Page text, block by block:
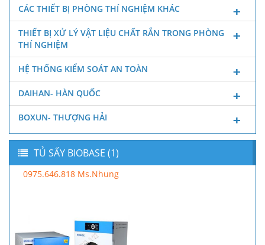
CÁC THIẾT BỊ PHÒNG THÍ NGHIỆM KHÁC
THIẾT BỊ XỬ LÝ VẬT LIỆU CHẤT RẮN TRONG PHÒNG
THÍ NGHIỆM
HỆ THỐNG KIỂM SOÁT AN TOÀN
DAIHAN- HÀN QUỐC
BOXUN- THƯỢNG HẢI
TỦ SẤY BIOBASE (1)
0975.646.818 Ms.Nhung